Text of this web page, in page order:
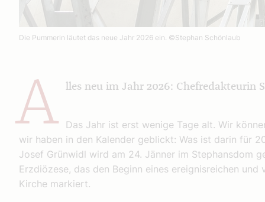
Die Pummerin läutet das neue Jahr 2026 ein. ©Stephan Schönlaub
A lles neu im Jahr 2026: Chefredakteurin
Das Jahr ist erst wenige Tage alt. Wir
wir haben in den Kalender geblickt: Was ist darin für
Josef Grünwidl wird am 24. Jänner im Stephansdom
Erzdiözese, das den Beginn eines ereignisreichen
Kirche markiert.